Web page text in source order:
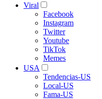
Viral
Facebook
Instagram
Twitter
Youtube
TikTok
Memes
USA
Tendencias-US
Local-US
Fama-US